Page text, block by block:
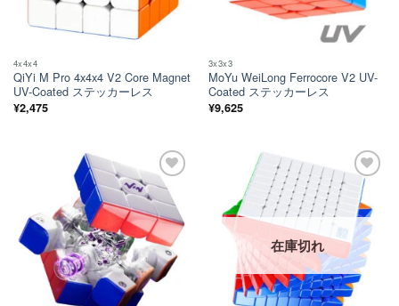
4x4x4
QiYi M Pro 4x4x4 V2 Core Magnet
UV-Coated ステッカーレス
¥2,475
3x3x3
MoYu WeiLong Ferrocore V2 UV-
Coated ステッカーレス
¥9,625
ほし
い！
ほし
い！
在庫切れ